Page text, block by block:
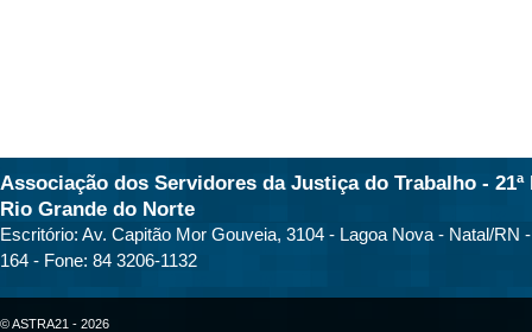
Associação dos Servidores da Justiça do Trabalho - 21ª
Rio Grande do Norte
Escritório: Av. Capitão Mor Gouveia, 3104 - Lagoa Nova - Natal/RN
164 - Fone: 84 3206-1132
© ASTRA21 - 2026